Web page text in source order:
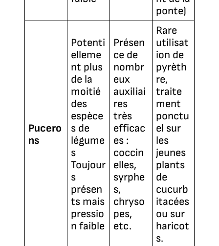
ponte)
Pucero
ns
Potenti
elleme
nt plus
de la
moitié
des
espèce
s de
légume
s
Toujour
s
présen
ts mais
pressio
n faible
Présen
ce de
nombr
eux
auxiliai
res
très
efficac
es :
coccin
elles,
syrphe
s,
chryso
pes,
etc.
Rare
utilisat
ion de
pyrèth
re,
traite
ment
ponctu
el sur
les
jeunes
plants
de
cucurb
itacées
ou sur
haricot
s.